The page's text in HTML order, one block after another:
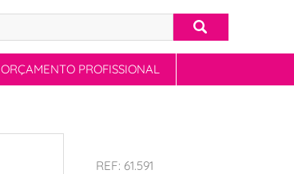
ORÇAMENTO PROFISSIONAL
REF: 61.591